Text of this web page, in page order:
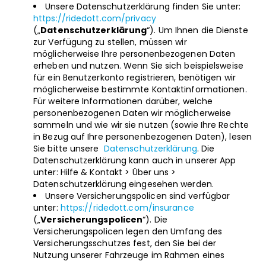
Unsere Datenschutzerklärung finden Sie unter:
https://ridedott.com/privacy
(„Datenschutzerklärung“). Um Ihnen die Dienste
zur Verfügung zu stellen, müssen wir
möglicherweise Ihre personenbezogenen Daten
erheben und nutzen. Wenn Sie sich beispielsweise
für ein Benutzerkonto registrieren, benötigen wir
möglicherweise bestimmte Kontaktinformationen.
Für weitere Informationen darüber, welche
personenbezogenen Daten wir möglicherweise
sammeln und wie wir sie nutzen (sowie Ihre Rechte
in Bezug auf Ihre personenbezogenen Daten), lesen
Sie bitte unsere Datenschutzerklärung. Die
Datenschutzerklärung kann auch in unserer App
unter: Hilfe & Kontakt > Über uns >
Datenschutzerklärung eingesehen werden.
Unsere Versicherungspolicen sind verfügbar
unter: https://ridedott.com/insurance
(„Versicherungspolicen“). Die
Versicherungspolicen legen den Umfang des
Versicherungsschutzes fest, den Sie bei der
Nutzung unserer Fahrzeuge im Rahmen eines